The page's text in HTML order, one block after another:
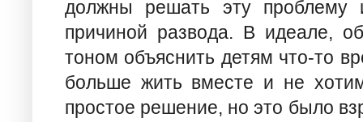
должны решать эту проблему
причиной развода. В идеале,
тоном объяснить детям что-то
больше жить вместе и не
простое решение, но это было